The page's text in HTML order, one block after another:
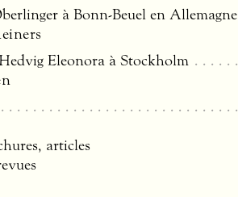
à Bonn-Beuel en Allemagne
Hedvig Eleonora à Stockholm
articles